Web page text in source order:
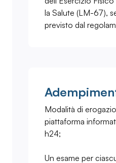
la Salute (LM-67),
previsto dal
Modalità di
piattaforma
h24;
Un esame per